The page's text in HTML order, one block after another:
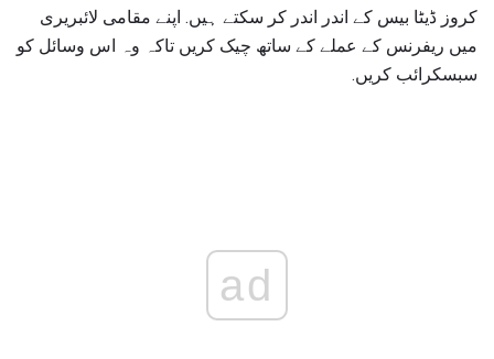
کروز ڈیٹا بیس کے اندر اندر کر سکتے ہیں. اپنے مقامی لائبریری
میں ریفرنس کے عملے کے ساتھ چیک کریں تاکہ وہ اس وسائل کو
سبسکرائب کریں.
ad